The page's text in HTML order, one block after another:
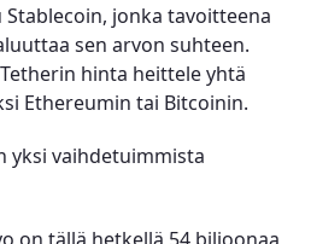
jonka tavoitteena
sen arvon suhteen.
hinta heittele yhtä
Ethereumin tai Bitcoinin.
yksi vaihdetuimmista